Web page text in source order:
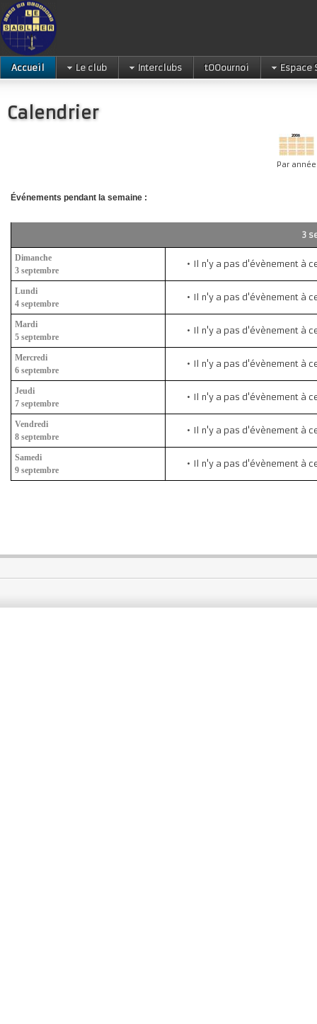
Accueil Le club Interclubs tOOournoi Espace
Calendrier
Par année
Événements pendant la semaine :
Dimanche
3 septembre
Il n'y a pas d'évènement à
Lundi
4 septembre
Il n'y a pas d'évènement à
Mardi
5 septembre
Il n'y a pas d'évènement à
Mercredi
6 septembre
Il n'y a pas d'évènement à
Jeudi
7 septembre
Il n'y a pas d'évènement à
Vendredi
8 septembre
Il n'y a pas d'évènement à
Samedi
9 septembre
Il n'y a pas d'évènement à